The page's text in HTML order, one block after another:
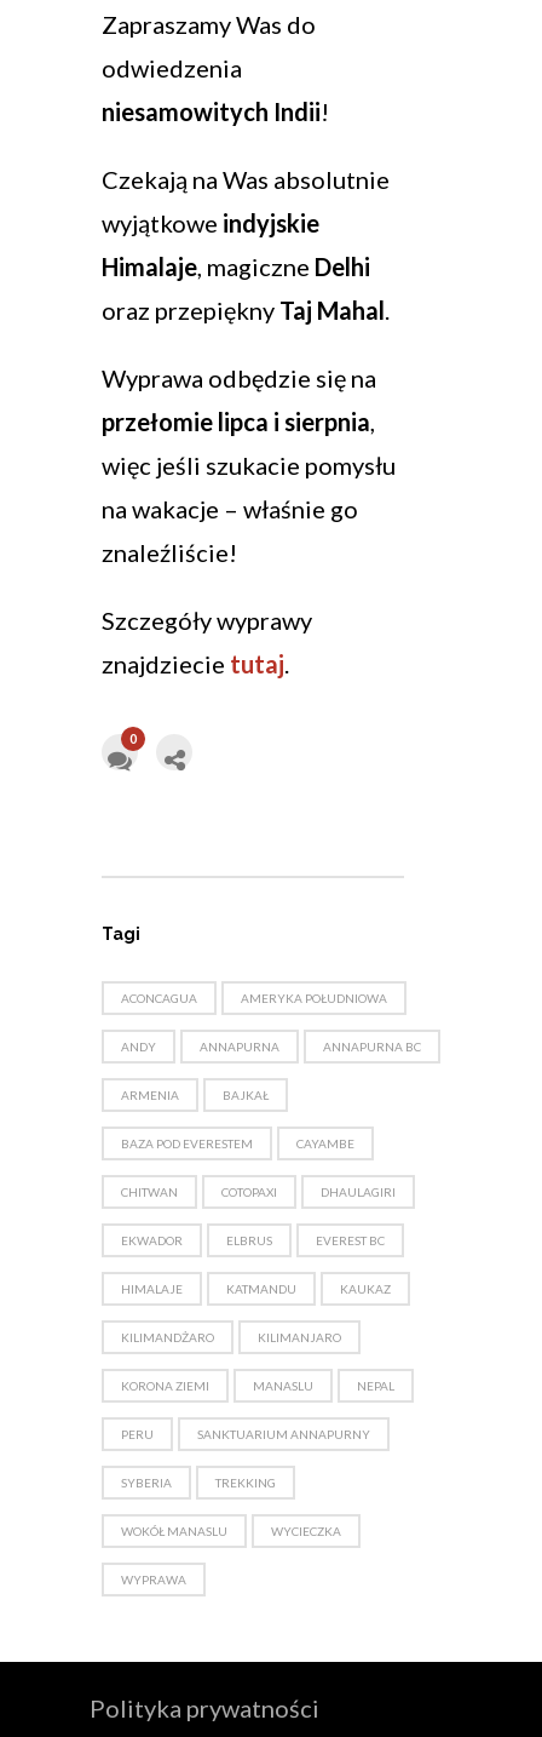
Zapraszamy Was do
odwiedzenia
niesamowitych Indii!
Czekają na Was absolutnie
wyjątkowe indyjskie
Himalaje, magiczne Delhi
oraz przepiękny Taj Mahal .
Wyprawa odbędzie się na
przełomie lipca i sierpnia,
więc jeśli szukacie pomysłu
na wakacje – właśnie go
znaleźliście!
Szczegóły wyprawy
znajdziecie tutaj.
0
Tagi
ACONCAGUA AMERYKA POŁUDNIOWA
ANDY ANNAPURNA ANNAPURNA BC
ARMENIA BAJKAŁ
BAZA POD EVERESTEM CAYAMBE
CHITWAN COTOPAXI DHAULAGIRI
EKWADOR ELBRUS EVEREST BC
HIMALAJE KATMANDU KAUKAZ
KILIMANDŻARO KILIMANJARO
KORONA ZIEMI MANASLU NEPAL
PERU SANKTUARIUM ANNAPURNY
SYBERIA TREKKING
WOKÓŁ MANASLU WYCIECZKA
WYPRAWA
Polityka prywatności